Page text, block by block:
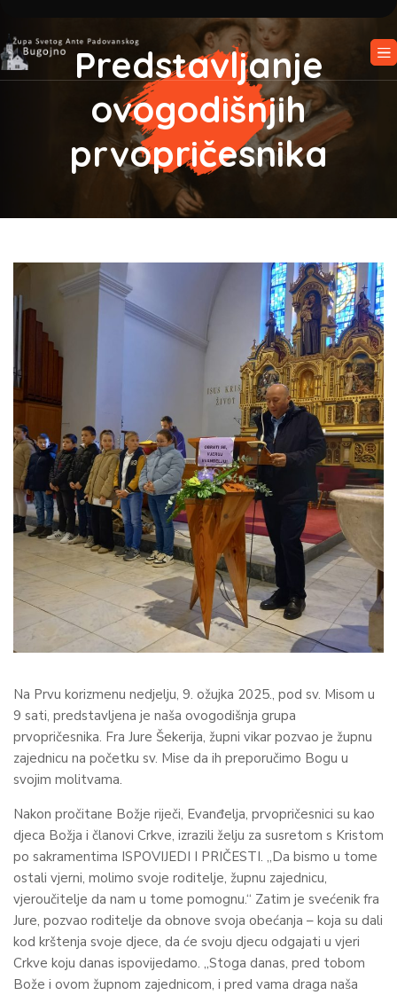
Predstavljanje
ovogodišnjih
prvopričesnika
Na Prvu korizmenu nedjelju, 9. ožujka 2025., pod sv. Misom u
9 sati, predstavljena je naša ovogodišnja grupa
prvopričesnika. Fra Jure Šekerija, župni vikar pozvao je župnu
zajednicu na početku sv. Mise da ih preporučimo Bogu u
svojim molitvama.
Nakon pročitane Božje riječi, Evanđelja, prvopričesnici su kao
djeca Božja i članovi Crkve, izrazili želju za susretom s Kristom
po sakramentima ISPOVIJEDI I PRIČESTI. „Da bismo u tome
ostali vjerni, molimo svoje roditelje, župnu zajednicu,
vjeroučitelje da nam u tome pomognu.“ Zatim je svećenik fra
Jure, pozvao roditelje da obnove svoja obećanja – koja su dali
kod krštenja svoje djece, da će svoju djecu odgajati u vjeri
Crkve koju danas ispovijedamo. „Stoga danas, pred tobom
Bože i ovom župnom zajednicom, i pred vama draga naša